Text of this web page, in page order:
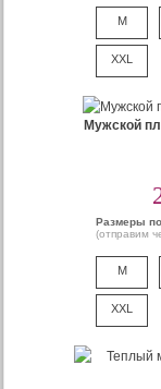
M
XXL
Мужской
Размеры
(отправим
M
XXL